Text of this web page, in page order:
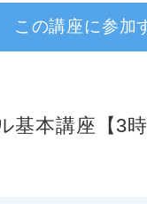
この講座に参加
基本講座【3